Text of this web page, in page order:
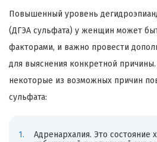
Повышенный уровень
(ДГЭА сульфата) у женщин может
факторами, и важно провести
для выяснения конкретной
некоторые из возможных причин
сульфата:
Адренархалия. Это состояние